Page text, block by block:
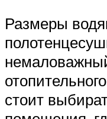
Размеры
стоит